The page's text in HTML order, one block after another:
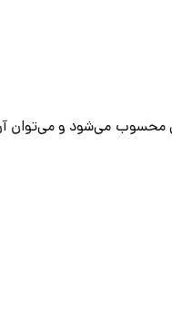
محسوب می‌شود و می‌توان